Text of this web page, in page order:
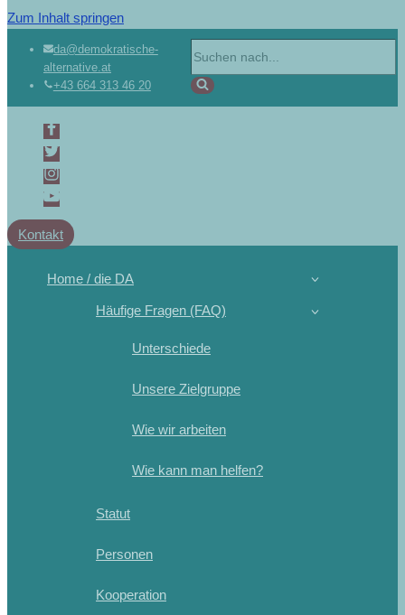
Zum Inhalt springen
da@demokratische-
alternative.at
+43 664 313 46 20
Kontakt
Home / die DA
Häufige Fragen (FAQ)
Unterschiede
Unsere Zielgruppe
Wie wir arbeiten
Wie kann man helfen?
Statut
Personen
Kooperation